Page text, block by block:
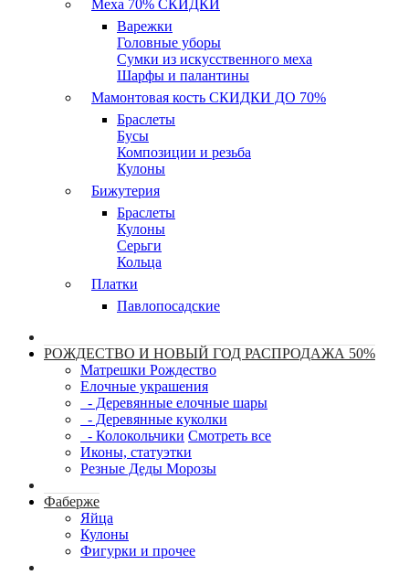
Меха 70% СКИДКИ
Варежки
Головные уборы
Сумки из искусственного меха
Шарфы и палантины
Мамонтовая кость СКИДКИ ДО 70%
Браслеты
Бусы
Композиции и резьба
Кулоны
Бижутерия
Браслеты
Кулоны
Серьги
Кольца
Платки
Павлопосадские
РОЖДЕСТВО И НОВЫЙ ГОД РАСПРОДАЖА 50%
Матрешки Рождество
Елочные украшения
- Деревянные елочные шары
- Деревянные куколки
- Колокольчики Смотреть все
Иконы, статуэтки
Резные Деды Морозы
Фаберже
Яйца
Кулоны
Фигурки и прочее